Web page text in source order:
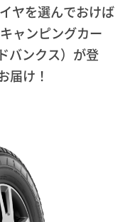
ヤを選んでおけば
ャンピングカー
バンクス）が登
届け！